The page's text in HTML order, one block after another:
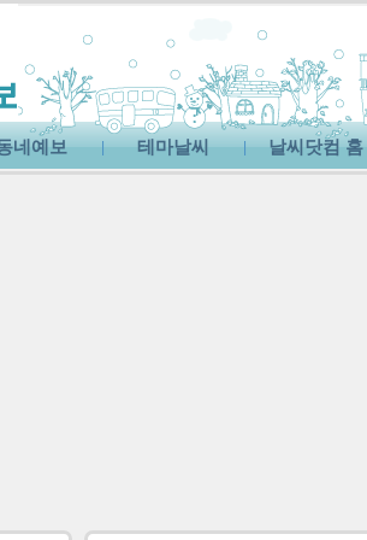
네예보 | 테마날씨 | 날씨닷컴 홈